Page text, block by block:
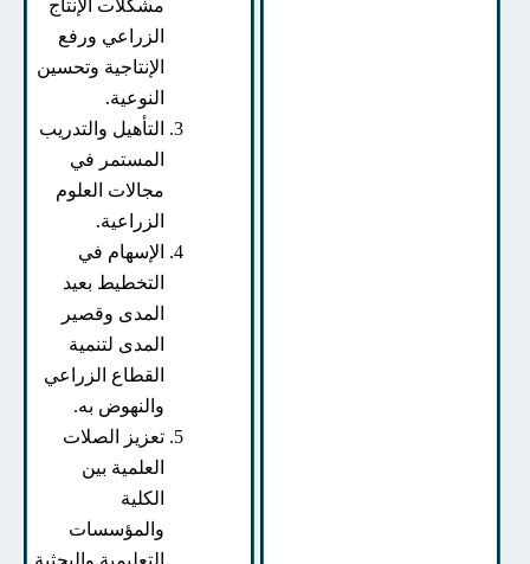
مشكلات الإنتاج
الزراعي ورفع
الإنتاجية وتحسين
النوعية.
التأهيل والتدريب
المستمر في
مجالات العلوم
الزراعية.
الإسهام في
التخطيط بعيد
المدى وقصير
المدى لتنمية
القطاع الزراعي
والنهوض به.
تعزيز الصلات
العلمية بين
والمؤسسات
التعليمية والبحثية